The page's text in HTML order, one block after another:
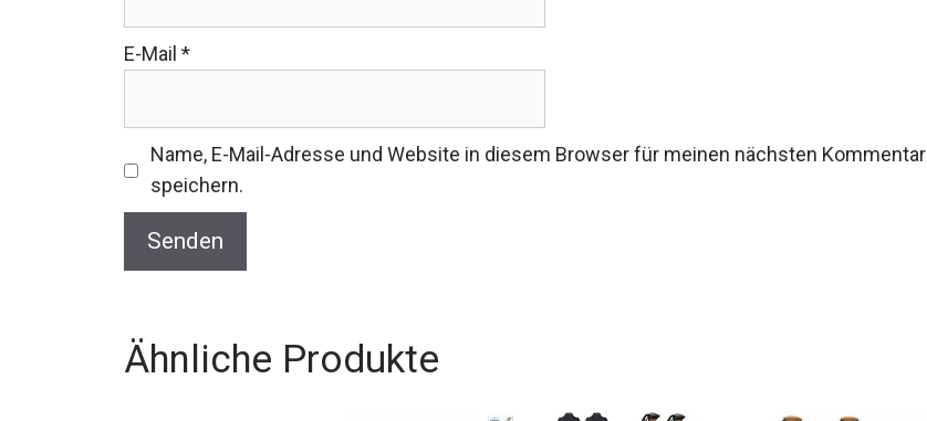
E-Mail *
Name, E-Mail-Adresse und Website in diesem Browser für meinen nächsten Kommentar
speichern.
Ähnliche Produkte